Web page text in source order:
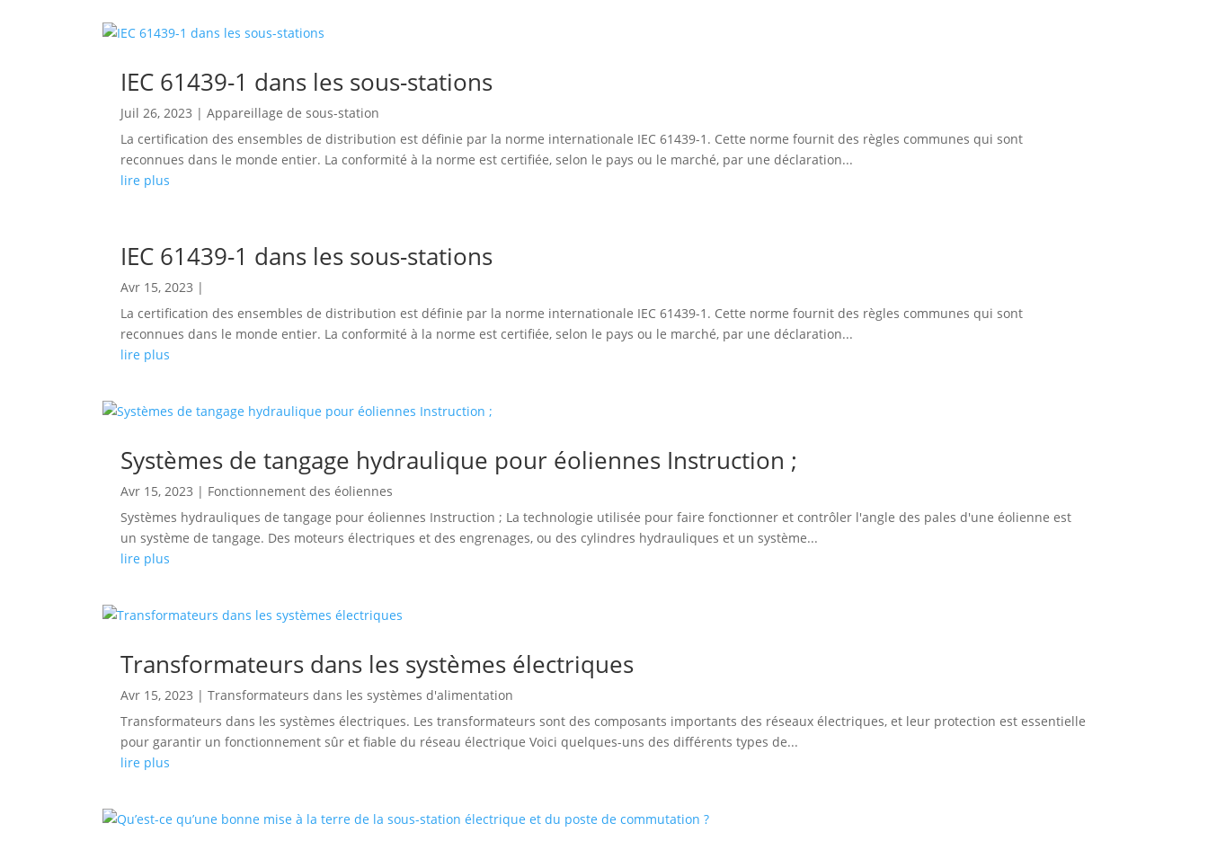
IEC 61439-1 dans les sous-stations
Juil 26, 2023 |Appareillage de sous-station
La certification des ensembles de distribution est définie par la norme internationale IEC 61439-1. Cette norme fournit des règles communes qui sont
reconnues dans le monde entier. La conformité à la norme est certifiée, selon le pays ou le marché, par une déclaration...
lire plus
IEC 61439-1 dans les sous-stations
Avr 15, 2023 |
La certification des ensembles de distribution est définie par la norme internationale IEC 61439-1. Cette norme fournit des règles communes qui sont
reconnues dans le monde entier. La conformité à la norme est certifiée, selon le pays ou le marché, par une déclaration...
lire plus
Systèmes de tangage hydraulique pour éoliennes Instruction ;
Avr 15, 2023 | Fonctionnement des éoliennes
Systèmes hydrauliques de tangage pour éoliennes Instruction ; La technologie utilisée pour faire fonctionner et contrôler l'angle des pales d'une éolienne est
un système de tangage. Des moteurs électriques et des engrenages, ou des cylindres hydrauliques et un système...
lire plus
Transformateurs dans les systèmes électriques
Avr 15, 2023 |Transformateurs dans les systèmes d'alimentation
Transformateurs dans les systèmes électriques. Les transformateurs sont des composants importants des réseaux électriques, et leur protection est essentielle
pour garantir un fonctionnement sûr et fiable du réseau électrique Voici quelques-uns des différents types de...
lire plus